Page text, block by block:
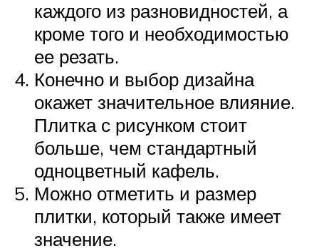
каждого из разновидностей, а
кроме того и необходимостью
ее резать.
Конечно и выбор дизайна
окажет значительное влияние.
Плитка с рисунком стоит
больше, чем стандартный
одноцветный кафель.
Можно отметить и размер
плитки, который также имеет
значение.